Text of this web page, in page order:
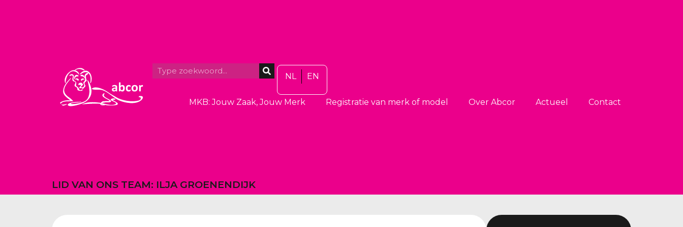
NL EN
MKB: Jouw Zaak, Jouw Merk Registratie van merk of model Over Abcor Actueel Contact
LID VAN ONS TEAM: ILJA GROENENDIJK